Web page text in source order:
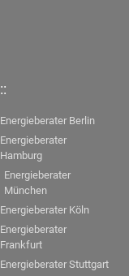
::
Energieberater Berlin
Energieberater
Hamburg
Energieberater
München
Energieberater Köln
Energieberater
Frankfurt
Energieberater Stuttgart